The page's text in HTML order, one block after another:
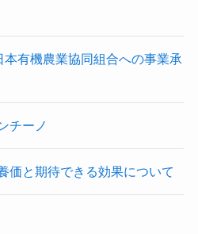
有機農業協同組合への事業承
チーノ
価と期待できる効果について